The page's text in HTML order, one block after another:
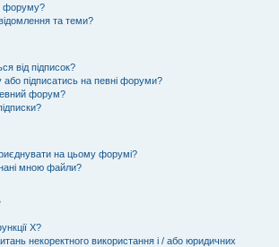
форуму?
та теми?
від підписок?
або підписатись на певні форуми?
форум?
на цьому форумі?
мною файли?
X?
некоректного використання і / або юридичних